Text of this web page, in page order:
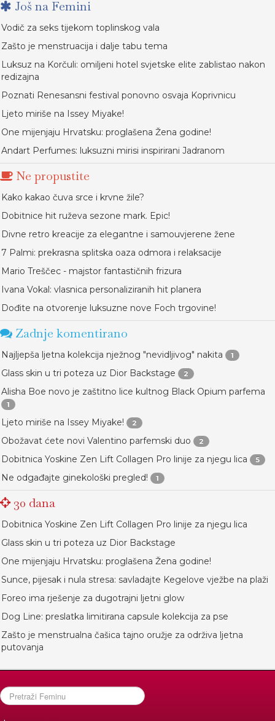
Još na Femini
Vodič za seks tijekom toplinskog vala
Zašto je menstruacija i dalje tabu tema
Luksuz na Korčuli: omiljeni hotel svjetske elite zablistao nakon
redizajna
Poznati Renesansni festival ponovno osvaja Koprivnicu
Ljeto miriše na Issey Miyake!
One mijenjaju Hrvatsku: proglašena Žena godine!
Andart Perfumes: luksuzni mirisi inspirirani Jadranom
Ne propustite
Kako kakao čuva srce i krvne žile?
Dobitnice hit ruževa sezone mark. Epic!
Divne retro kreacije za elegantne i samouvjerene žene
7 Palmi: prekrasna splitska oaza odmora i relaksacije
Mario Treščec - majstor fantastičnih frizura
Ivana Vokal: vlasnica personaliziranih hit planera
Dođite na otvorenje luksuzne nove Foch trgovine!
Zadnje komentirano
Najljepša ljetna kolekcija nježnog "nevidljivog" nakita 1
Glass skin u tri poteza uz Dior Backstage 2
Alisha Boe novo je zaštitno lice kultnog Black Opium parfema
1
Ljeto miriše na Issey Miyake! 2
Obožavat ćete novi Valentino parfemski duo 2
Dobitnica Yoskine Zen Lift Collagen Pro linije za njegu lica 5
Ne odgađajte ginekološki pregled! 1
30 dana
Dobitnica Yoskine Zen Lift Collagen Pro linije za njegu lica
Glass skin u tri poteza uz Dior Backstage
One mijenjaju Hrvatsku: proglašena Žena godine!
Sunce, pijesak i nula stresa: savladajte Kegelove vježbe na plaži
Foreo ima rješenje za dugotrajni ljetni glow
Dog Line: preslatka limitirana capsule kolekcija za pse
Zašto je menstrualna čašica tajno oružje za održiva ljetna
putovanja